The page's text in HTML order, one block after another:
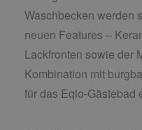
Waschbecken werden
neuen Features –
Lackfronten sowie der
Kombination mit
für das Eqio-Gästebad